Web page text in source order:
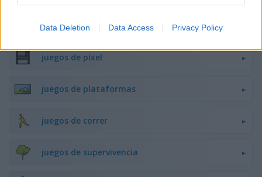
Data Deletion Data Access Privacy Policy
juegos de piratas
juegos de píxel
juegos de plataformas
juegos de correr
juegos de supervivencia